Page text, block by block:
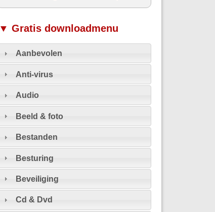
▼ Gratis downloadmenu
Aanbevolen
Anti-virus
Audio
Beeld & foto
Bestanden
Besturing
Beveiliging
Cd & Dvd